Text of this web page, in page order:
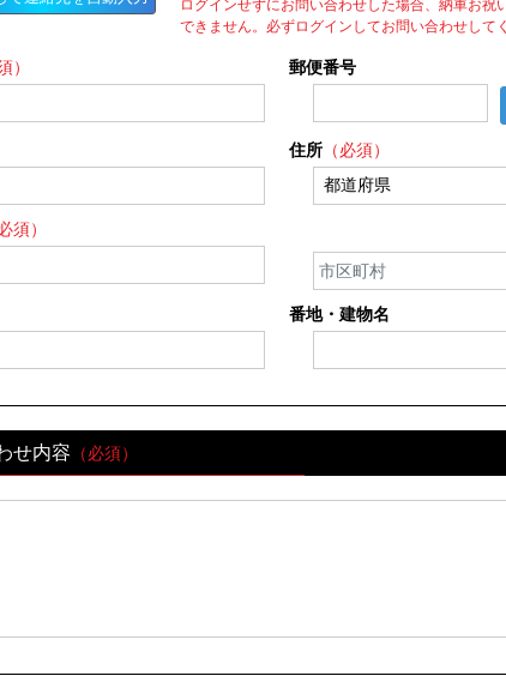
ログインせずにお問い合わせした場合、納車お祝
できません。必ずログインしてお問い合わせして
） 郵便番号
住所（必須）
須）
番地・建物名
せ内容 （必須）